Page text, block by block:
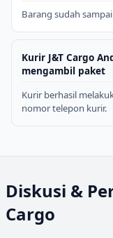
Barang sudah
Kurir J&T Cargo
mengambil paket
Kurir berhasil
nomor telepon kurir.
Diskusi &
Cargo